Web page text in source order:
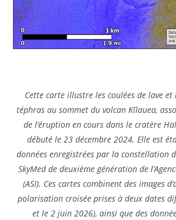
Cette carte illustre les coulées de lave et
téphras au sommet du volcan Kīlauea,
de l’éruption en cours dans le cratère
débuté le 23 décembre 2024. Elle est
données enregistrées par la constellation
SkyMed de deuxième génération de
(ASI). Ces cartes combinent des images
polarisation croisée prises à deux dates
et le 2 juin 2026), ainsi que des